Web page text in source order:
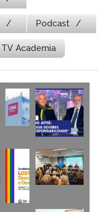
Podcast
TV Academia